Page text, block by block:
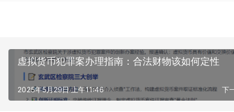
虚拟货币犯罪案办理指南：合法财物该如何定性
下
2025年5月29日 上午11:46